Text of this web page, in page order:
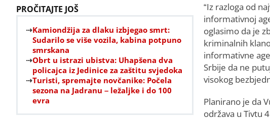
PROČITAJTE JOŠ
Kamiondžija za dlaku izbjegao smrt:
Sudarilo se više vozila, kabina potpuno
smrskana
Obrt u istrazi ubistva: Uhapšena dva
policajca iz Jedinice za zaštitu svjedoka
Turisti, spremajte novčanike: Počela
sezona na Jadranu – ležaljke i do 100
evra
“Iz razloga od
informativnoj
oglasimo da je
kriminalnih
informativne
Srbije da ne
visokog
Planirano je da
održava u Tivtu